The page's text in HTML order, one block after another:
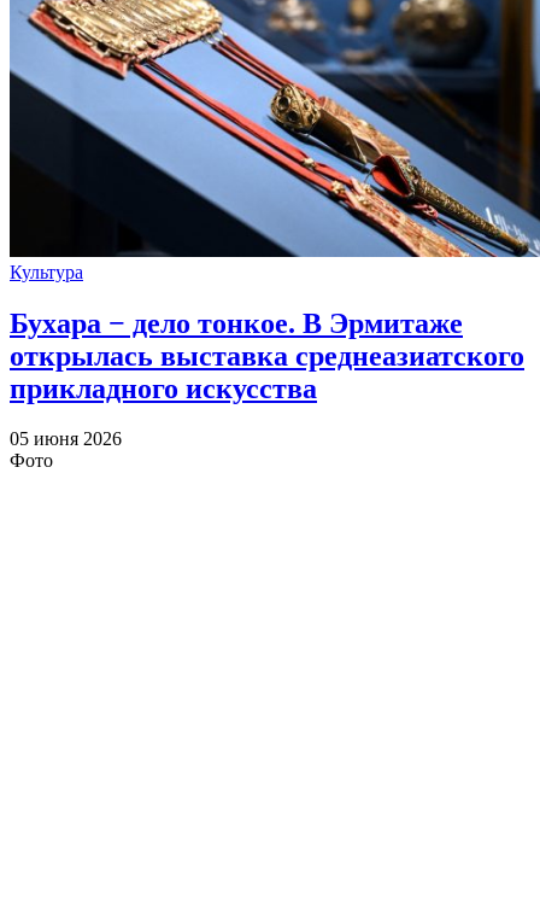
Культура
Бухара − дело тонкое. В Эрмитаже
открылась выставка среднеазиатского
прикладного искусства
05 июня 2026
Фото